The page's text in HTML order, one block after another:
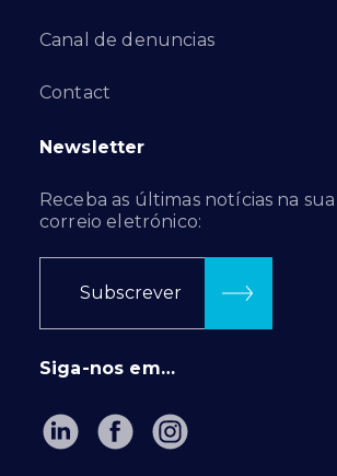
Canal de denuncias
Contact
Newsletter
Receba as últimas notícias na
correio eletrónico:
Subscrever
Siga-nos em…